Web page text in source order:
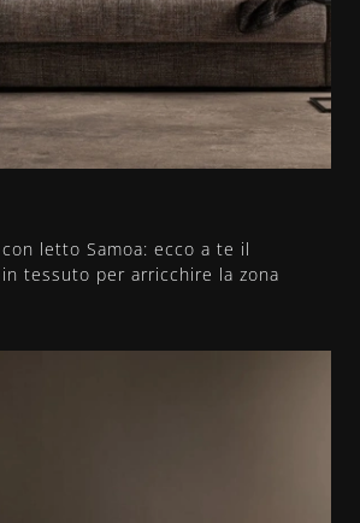
letto Samoa: ecco a te il
tessuto per arricchire la zona